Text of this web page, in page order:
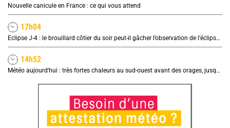
Nouvelle canicule en France : ce qui vous attend
17h04
Eclipse J-4 : le brouillard côtier du soir peut-il gâcher l’observation de l’éclipse à la plage ?
14h52
Météo aujourd'hui : très fortes chaleurs au sud-ouest avant des orages, jusqu'à 39°C